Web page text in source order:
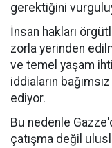
gerektiğini
İnsan hakları
zorla yerinden
ve temel yaşam
iddiaların
ediyor.
Bu nedenle
çatışma değil